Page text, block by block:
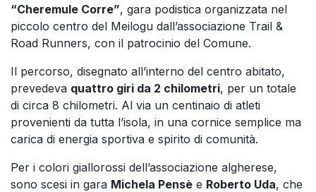
“Cheremule Corre”, gara podistica organizzata nel
piccolo centro del Meilogu dall’associazione Trail &
Road Runners, con il patrocinio del Comune.
Il percorso, disegnato all’interno del centro abitato,
prevedeva quattro giri da 2 chilometri, per un totale
di circa 8 chilometri. Al via un centinaio di atleti
provenienti da tutta l’isola, in una cornice semplice ma
carica di energia sportiva e spirito di comunità.
Per i colori giallorossi dell’associazione algherese,
sono scesi in gara Michela Pensè e Roberto Uda, che